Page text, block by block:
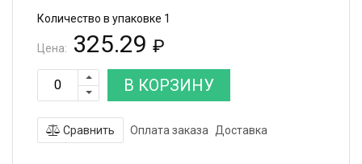
Количество в упаковке 1
Цена: 325.29 ₽
В КОРЗИНУ
Сравнить Оплата заказа Доставка